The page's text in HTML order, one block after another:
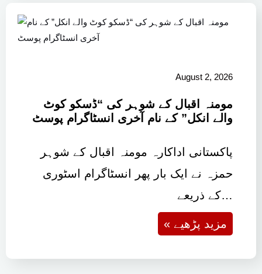
August 2, 2026
مومنہ اقبال کے شوہر کی “ڈسکو کوٹ
والے انکل” کے نام آخری انسٹاگرام پوسٹ
پاکستانی اداکارہ مومنہ اقبال کے شوہر
حمزہ نے ایک بار پھر انسٹاگرام اسٹوری
کے ذریعے…
« مزید پڑھیے